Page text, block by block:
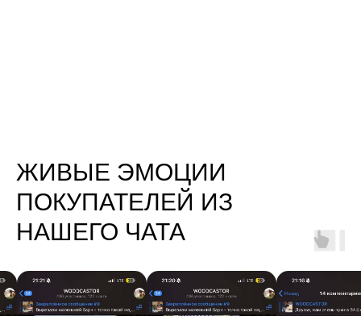
ЖИВЫЕ ЭМОЦИИ
ПОКУПАТЕЛЕЙ ИЗ
НАШЕГО ЧАТА